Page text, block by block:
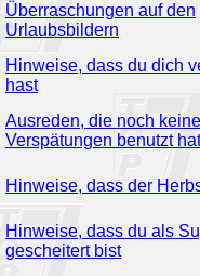
Überraschungen auf den
Urlaubsbildern
Hinweise, dass du dich
hast
Ausreden, die noch
Verspätungen benutzt
Hinweise, dass der
Hinweise, dass du als
gescheitert bist